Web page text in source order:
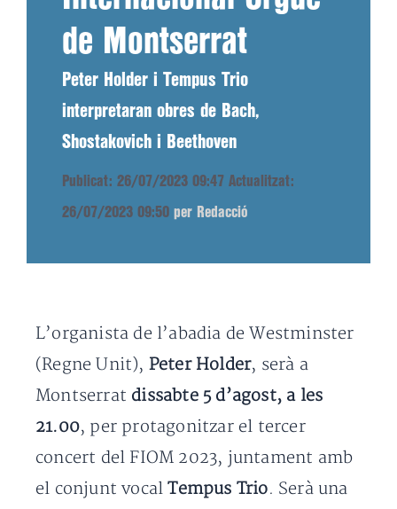
de Montserrat
Peter Holder i Tempus Trio
interpretaran obres de Bach,
Shostakovich i Beethoven
Publicat: 26/07/2023 09:47 Actualitzat:
26/07/2023 09:50 per Redacció
L’organista de l’abadia de Westminster
(Regne Unit), Peter Holder, serà a
Montserrat dissabte 5 d’agost, a les
21.00, per protagonitzar el tercer
concert del FIOM 2023, juntament amb
el conjunt vocalTempus Trio. Serà una